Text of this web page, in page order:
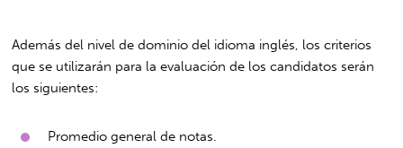
Además del nivel de dominio del idioma inglés, los criterios
que se utilizarán para la evaluación de los candidatos serán
los siguientes:
Promedio general de notas.